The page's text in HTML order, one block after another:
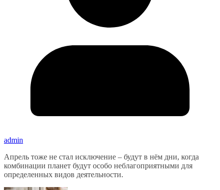
admin
Апрель тоже не стал исключение – будут в нём дни, когда
комбинации планет будут особо неблагоприятными для
определенных видов деятельности.